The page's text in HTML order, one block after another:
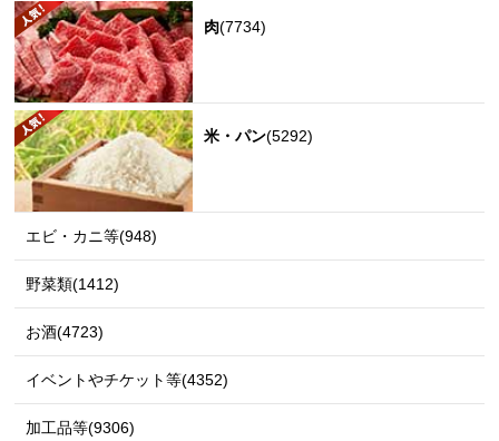
肉(7734)
米・パン(5292)
エビ・カニ等(948)
野菜類(1412)
お酒(4723)
イベントやチケット等(4352)
加工品等(9306)